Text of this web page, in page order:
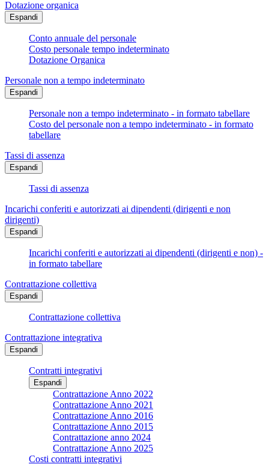
Dotazione organica
Espandi
Conto annuale del personale
Costo personale tempo indeterminato
Dotazione Organica
Personale non a tempo indeterminato
Espandi
Personale non a tempo indeterminato - in formato tabellare
Costo del personale non a tempo indeterminato - in formato
tabellare
Tassi di assenza
Espandi
Tassi di assenza
Incarichi conferiti e autorizzati ai dipendenti (dirigenti e non
dirigenti)
Espandi
Incarichi conferiti e autorizzati ai dipendenti (dirigenti e non) -
in formato tabellare
Contrattazione collettiva
Espandi
Contrattazione collettiva
Contrattazione integrativa
Espandi
Contratti integrativi
Espandi
Contrattazione Anno 2022
Contrattazione Anno 2021
Contrattazione Anno 2016
Contrattazione Anno 2015
Contrattazione anno 2024
Contrattazione Anno 2025
Costi contratti integrativi